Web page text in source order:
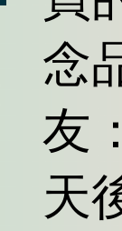
念
友
天